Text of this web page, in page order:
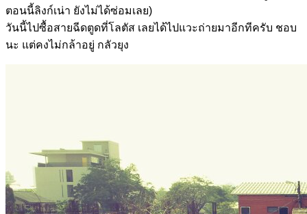
ตอนนี้ลิงก์เน่า ยังไม่ได้ซ่อมเลย)
วันนี้ไปซื้อสายฉีดตูดที่โลตัส เลยได้ไปแวะถ่ายมาอีกทีครับ ชอบ
นะ แต่คงไม่กล้าอยู่ กลัวยุง